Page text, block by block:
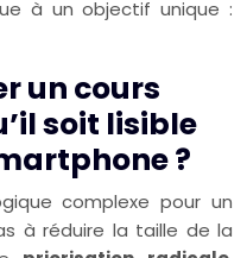
à un objectif unique :
un cours
soit lisible
?
complexe pour un
à réduire la taille de la